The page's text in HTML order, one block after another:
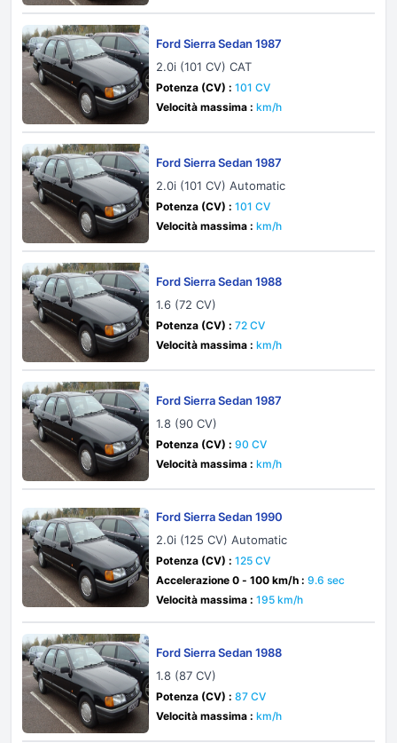
Ford Sierra Sedan 1987
2.0i (101 CV) CAT
Potenza (CV) : 101 CV
Velocità massima : km/h
Ford Sierra Sedan 1987
2.0i (101 CV) Automatic
Potenza (CV) : 101 CV
Velocità massima : km/h
Ford Sierra Sedan 1988
1.6 (72 CV)
Potenza (CV) : 72 CV
Velocità massima : km/h
Ford Sierra Sedan 1987
1.8 (90 CV)
Potenza (CV) : 90 CV
Velocità massima : km/h
Ford Sierra Sedan 1990
2.0i (125 CV) Automatic
Potenza (CV) : 125 CV
Accelerazione 0 - 100 km/h : 9.6 sec
Velocità massima : 195 km/h
Ford Sierra Sedan 1988
1.8 (87 CV)
Potenza (CV) : 87 CV
Velocità massima : km/h